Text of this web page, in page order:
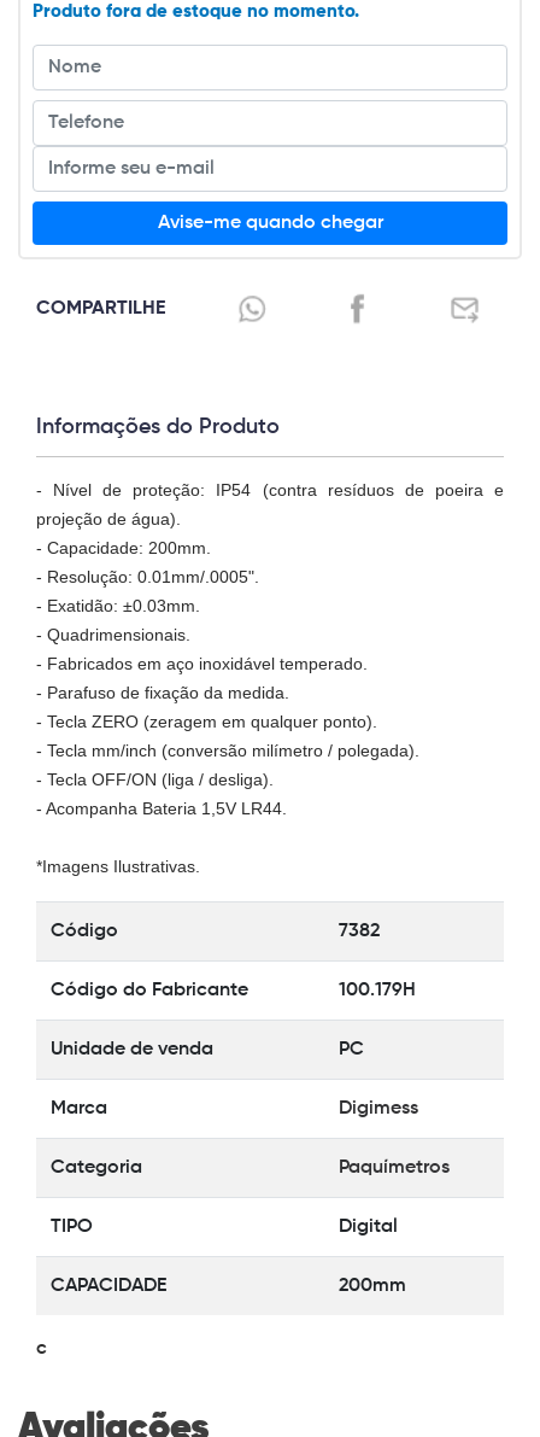
Produto fora de estoque no momento.
Avise-me quando chegar
COMPARTILHE
Informações do Produto
- Nível de proteção: IP54 (contra resíduos de poeira e
projeção de água).
- Capacidade: 200mm.
- Resolução: 0.01mm/.0005".
- Exatidão: ±0.03mm.
- Quadrimensionais.
- Fabricados em aço inoxidável temperado.
- Parafuso de fixação da medida.
- Tecla ZERO (zeragem em qualquer ponto).
- Tecla mm/inch (conversão milímetro / polegada).
- Tecla OFF/ON (liga / desliga).
- Acompanha Bateria 1,5V LR44.
*Imagens Ilustrativas.
Código 7382
Código do Fabricante 100.179H
Unidade de venda PC
Marca Digimess
Categoria Paquímetros
TIPO Digital
CAPACIDADE 200mm
c
Avaliações